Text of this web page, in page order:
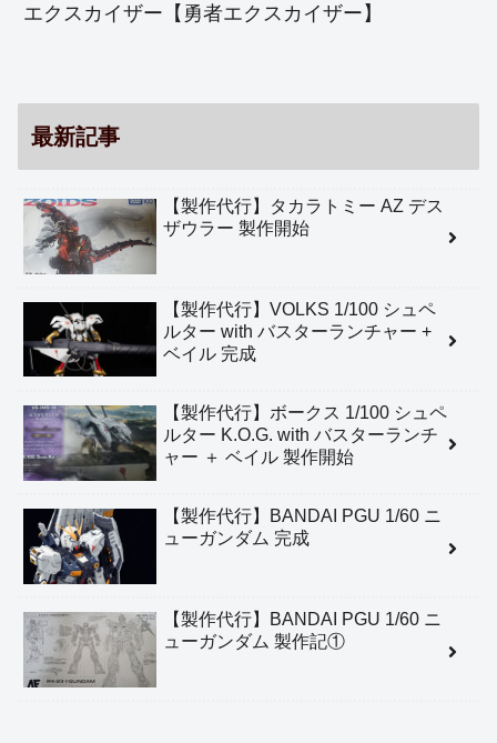
エクスカイザー【勇者エクスカイザー】
最新記事
【製作代行】タカラトミー AZ デス
ザウラー 製作開始
【製作代行】VOLKS 1/100 シュペ
ルター with バスターランチャー +
ベイル 完成
【製作代行】ボークス 1/100 シュペ
ルター K.O.G. with バスターランチ
ャー ＋ ベイル 製作開始
【製作代行】BANDAI PGU 1/60 ニ
ューガンダム 完成
【製作代行】BANDAI PGU 1/60 ニ
ューガンダム 製作記①